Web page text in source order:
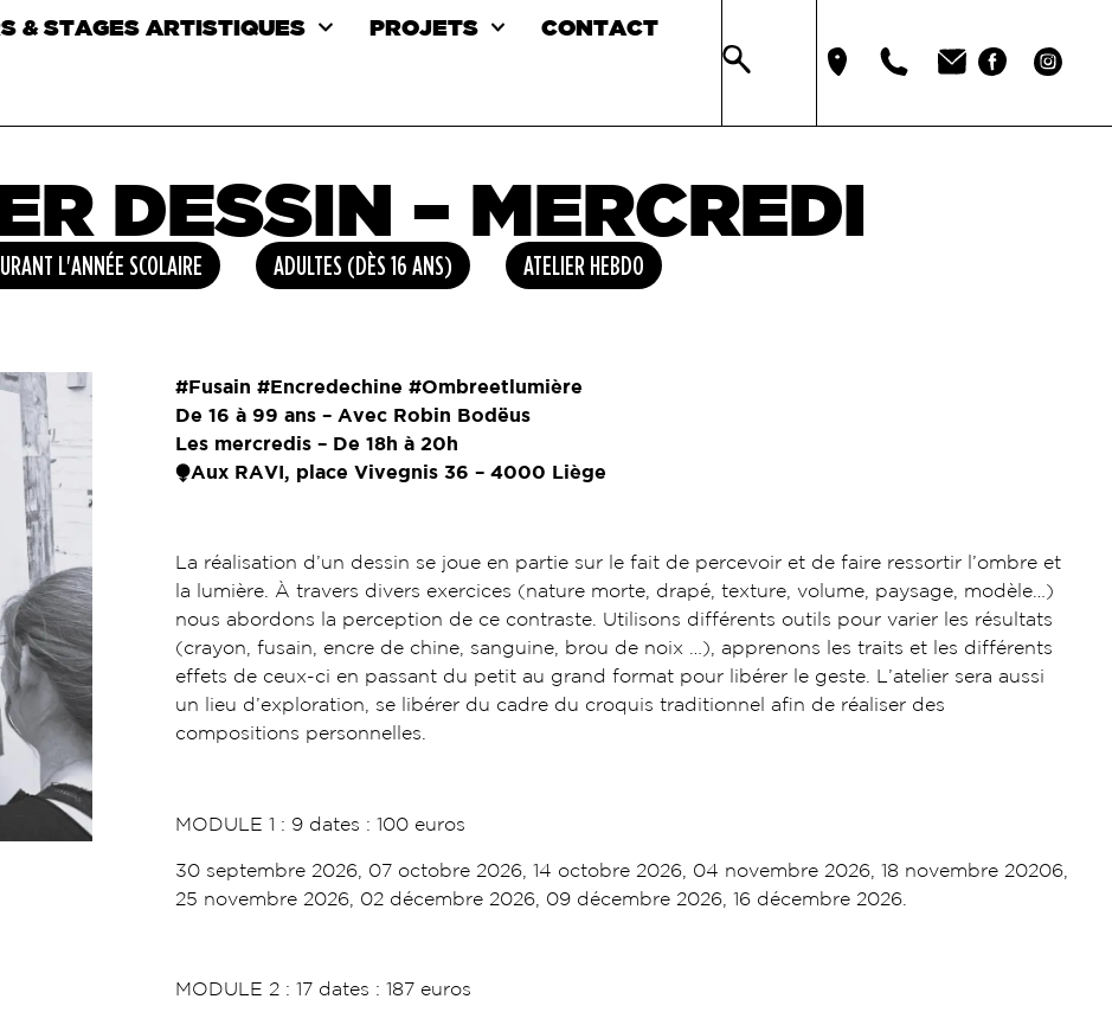
& STAGES ARTISTIQUES PROJETS CONTACT
DESSIN – MERCREDI
L'ANNÉE SCOLAIRE ADULTES (DÈS 16 ANS) ATELIER HEBDO
#Fusain #Encredechine #Ombreetlumière
De 16 à 99 ans – Avec Robin Bodëus
Les mercredis – De 18h à 20h
⧭Aux RAVI, place Vivegnis 36 – 4000 Liège
La réalisation d’un dessin se joue en partie sur le fait de percevoir et de faire ressortir l’ombre et
la lumière. À travers divers exercices (nature morte, drapé, texture, volume, paysage, modèle…)
nous abordons la perception de ce contraste. Utilisons différents outils pour varier les résultats
(crayon, fusain, encre de chine, sanguine, brou de noix …), apprenons les traits et les différents
effets de ceux-ci en passant du petit au grand format pour libérer le geste. L’atelier sera aussi
un lieu d’exploration, se libérer du cadre du croquis traditionnel afin de réaliser des
compositions personnelles.
MODULE 1 : 9 dates : 100 euros
30 septembre 2026, 07 octobre 2026, 14 octobre 2026, 04 novembre 2026, 18 novembre 20206,
25 novembre 2026, 02 décembre 2026, 09 décembre 2026, 16 décembre 2026.
MODULE 2 : 17 dates : 187 euros